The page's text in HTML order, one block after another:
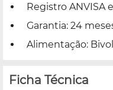
Registro ANVISA
Garantia: 24
Alimentação:
Ficha Técnica